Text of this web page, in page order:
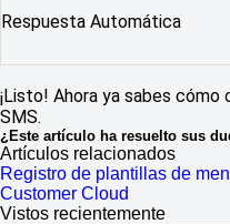
Respuesta Automática
¡Listo! Ahora ya sabes
SMS.
¿Este artículo ha resuelto sus
Artículos relacionados
Registro de plantillas de
Customer Cloud
Vistos recientemente